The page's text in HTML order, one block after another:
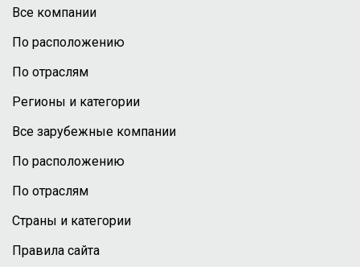
Все компании
По расположению
По отраслям
Регионы и категории
Все зарубежные компании
По расположению
По отраслям
Страны и категории
Правила сайта